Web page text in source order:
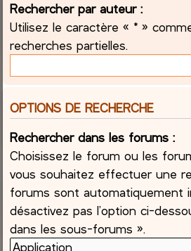
Rechercher par auteur :
Utilisez le caractère « * »
recherches partielles.
OPTIONS DE RECHERCHE
Rechercher dans les forums :
Choisissez le forum ou les
vous souhaitez effectuer une
forums sont automatiquement
désactivez pas l’option ci-
dans les sous-forums ».